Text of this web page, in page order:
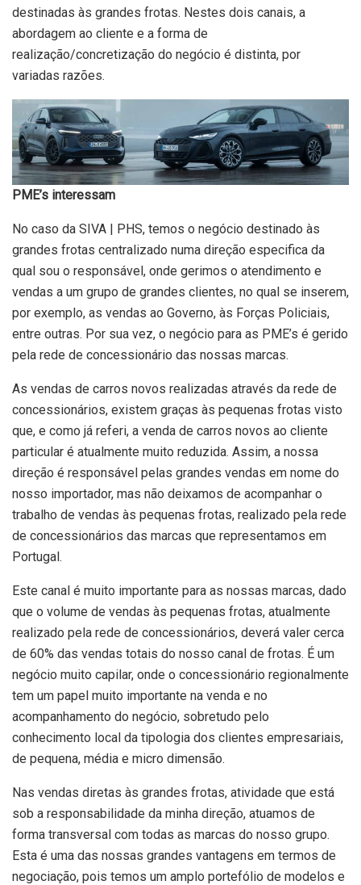
destinadas às grandes frotas. Nestes dois canais, a
abordagem ao cliente e a forma de
realização/concretização do negócio é distinta, por
variadas razões.
PME’s interessam
No caso da SIVA | PHS, temos o negócio destinado às
grandes frotas centralizado numa direção especifica da
qual sou o responsável, onde gerimos o atendimento e
vendas a um grupo de grandes clientes, no qual se inserem,
por exemplo, as vendas ao Governo, às Forças Policiais,
entre outras. Por sua vez, o negócio para as PME’s é gerido
pela rede de concessionário das nossas marcas.
As vendas de carros novos realizadas através da rede de
concessionários, existem graças às pequenas frotas visto
que, e como já referi, a venda de carros novos ao cliente
particular é atualmente muito reduzida. Assim, a nossa
direção é responsável pelas grandes vendas em nome do
nosso importador, mas não deixamos de acompanhar o
trabalho de vendas às pequenas frotas, realizado pela rede
de concessionários das marcas que representamos em
Portugal.
Este canal é muito importante para as nossas marcas, dado
que o volume de vendas às pequenas frotas, atualmente
realizado pela rede de concessionários, deverá valer cerca
de 60% das vendas totais do nosso canal de frotas. É um
negócio muito capilar, onde o concessionário regionalmente
tem um papel muito importante na venda e no
acompanhamento do negócio, sobretudo pelo
conhecimento local da tipologia dos clientes empresariais,
de pequena, média e micro dimensão.
Nas vendas diretas às grandes frotas, atividade que está
sob a responsabilidade da minha direção, atuamos de
forma transversal com todas as marcas do nosso grupo.
Esta é uma das nossas grandes vantagens em termos de
negociação, pois temos um amplo portefólio de modelos e